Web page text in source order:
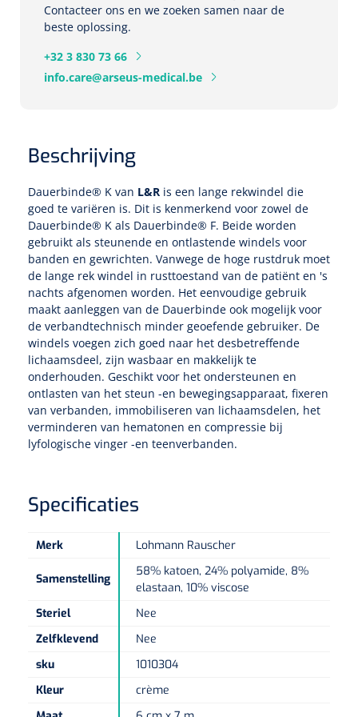
Verzwaringsdekens
Positioneringsmateriaal
Drinkhulpmiddelen
Koffiebekers
Opzetstukken voor bekers
Badkamerhulpmiddelen
Toiletverhogers
Doucheramen
Wandbeugels
Douchestoelen
Doucherolstoelen
Douchebrancard
Douchetabouretten
Dermatoscopen
Loupebrillen
Otoscopen
Ophtalmoscopen
Penlight
Tongspatelhouders
Voorhoofdslampen
NKO
Laryngoscopen
Lichaamsmeting
Zelftest apparatuur
Thermometers
Glucosemeters
Meetlatten
Bobath
Draagbaar
Traction
Osteo
Kantel
Tabouret
Fysiotechniek & hydromassage
Shockwave
Tecar
Echografie
TENS
Kort-en microgolf
Hydromassage
Thermotherapie
Papierwaren
Dameshygiëne
Zakdoekjes
Toiletpapier
Werkdoeken
Servietten
Onderzoekstafelpapier
Handdoekrollen
Keukenrollen
Mutsen
Klompen
Handschoenen
Urinezakken & urinepotjes
Glijmiddel
Spoelingen
Bedpannen & toiletemmers
Infuusstaander
Zeletten
Naaldcontainers en toebehoren
Ontsmettingsalcohol
Naaldknippers
Stuwbanden
Alcoswabs
Hoofdkussens
Matrassen & beschermers
Medisch kabinet
Onderzoekstafels
Onderzoekslampen
Dokterstassen & toebehoren
Tabouretten
Opstapjes
Karren & trolleys
Linnenkarren
Transportwagens
Wondzorgkarren
Instrumentenwagens
Medicatiekarren
Nageltangen
Bistourimesjes
Stitch cutters
Volledige bistouris
Bistourihouders
Instrumentendozen & verbandtrommels
Verbandtrommels
Instrumentendozen
Oorlusjes
Hysterometers
Gipszagen & ringzagen
Vingerspalken
Gaaskompressen
Oogkompressen
Niet inklevende verbanden
Absorberende verbanden
Deppers
Non-woven kompressen
Splitkompressen
Gipsverbanden & toebehoren
Zinklijmverbanden
Armdraagband
Loopzolen
Contacteer ons en we zoeken samen naar de
beste oplossing.
+32 3 830 73 66
info.care@arseus-medical.be
Beschrijving
Dauerbinde® K van L&R is een lange rekwindel die
goed te variëren is. Dit is kenmerkend voor zowel de
Dauerbinde® K als Dauerbinde® F. Beide worden
gebruikt als steunende en ontlastende windels voor
banden en gewrichten. Vanwege de hoge rustdruk moet
de lange rek windel in rusttoestand van de patiënt en 's
nachts afgenomen worden. Het eenvoudige gebruik
maakt aanleggen van de Dauerbinde ook mogelijk voor
de verbandtechnisch minder geoefende gebruiker. De
windels voegen zich goed naar het desbetreffende
lichaamsdeel, zijn wasbaar en makkelijk te
onderhouden. Geschikt voor het ondersteunen en
ontlasten van het steun -en bewegingsapparaat, fixeren
van verbanden, immobiliseren van lichaamsdelen, het
verminderen van hematonen en compressie bij
lyfologische vinger -en teenverbanden.
Specificaties
Merk Lohmann Rauscher
Samenstelling
58% katoen, 24% polyamide, 8%
elastaan, 10% viscose
Steriel
Nee
Zelfklevend
Nee
sku
1010304
Kleur
crème